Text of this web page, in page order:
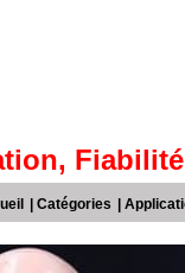
Fiabilité
Catégories